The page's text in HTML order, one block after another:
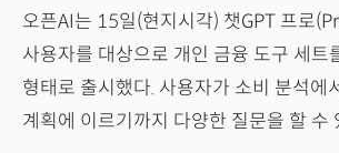
오픈AI는 15일(현지시각) 챗GPT 프로
사용자를 대상으로 개인 금융 도구 세트
형태로 출시했다. 사용자가 소비 분석에
계획에 이르기까지 다양한 질문을 할 수